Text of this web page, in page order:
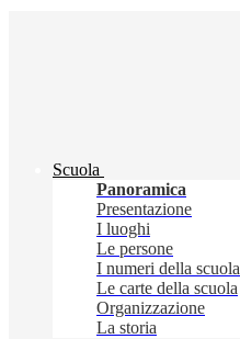
Scuola
Panoramica
Presentazione
I luoghi
Le persone
I numeri della scuola
Le carte della scuola
Organizzazione
La storia